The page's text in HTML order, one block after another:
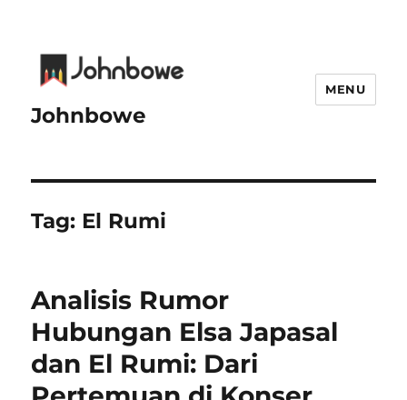
Johnbowe
MENU
Tag: El Rumi
Analisis Rumor
Hubungan Elsa Japasal
dan El Rumi: Dari